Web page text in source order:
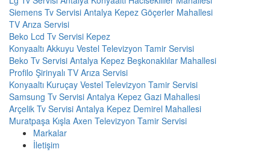
Siemens Tv Servisi Antalya Kepez Göçerler Mahallesi
TV Arıza Servisi
Beko Lcd Tv Servisi Kepez
Konyaaltı Akkuyu Vestel Televizyon Tamir Servisi
Beko Tv Servisi Antalya Kepez Beşkonaklılar Mahallesi
Profilo Şirinyalı TV Arıza Servisi
Konyaaltı Kuruçay Vestel Televizyon Tamir Servisi
Samsung Tv Servisi Antalya Kepez Gazi Mahallesi
Arçelik Tv Servisi Antalya Kepez Demirel Mahallesi
Muratpaşa Kışla Axen Televizyon Tamir Servisi
Markalar
İletişim